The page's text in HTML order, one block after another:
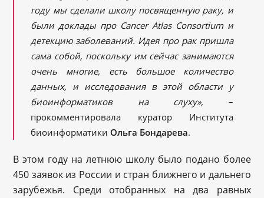
году мы сделали школу посвященную раку, и
были доклады про Cancer Atlas Consortium и
детекцию заболеваний. Идея про рак пришла
сама собой, поскольку им сейчас занимаются
очень многие, есть большое количество
данных, и исследования в этой области у
биоинформатиков на слуху», –
прокомментировала куратор Института
биоинформатики Ольга Бондарева.
В этом году на летнюю школу было подано более
450 заявок из России и стран ближнего и дальнего
зарубежья. Среди отобранных на два равных